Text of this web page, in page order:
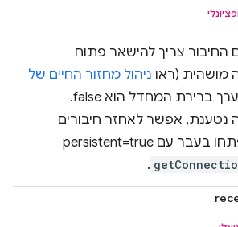
החיבור צריך להישאר פתוח
מושהית (ראו ניהול מחזור החיים של
). ערך ברירת המחדל הוא false.
נטענת, אפשר לאחזר חיבורים
סדרתיים שנפתחו בעבר עם persistent=true
.